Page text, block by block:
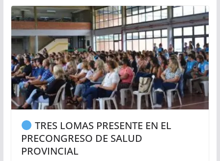
TRES LOMAS PRESENTE EN EL
PRECONGRESO DE SALUD
PROVINCIAL